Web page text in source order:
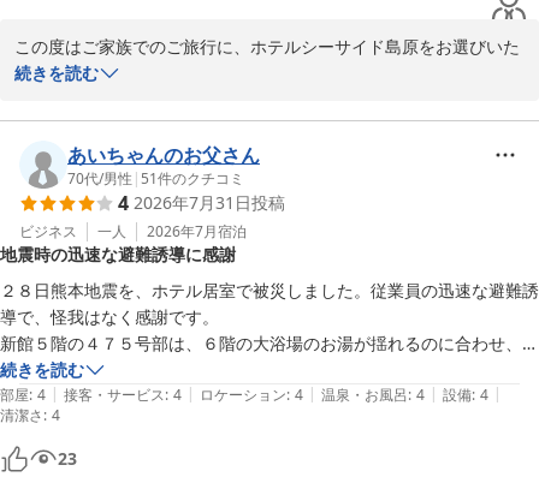
またのお越しを心よりお待ち申し上げております。
この度はご家族でのご旅行に、ホテルシーサイド島原をお選びいた
だき誠にありがとうございます。また、嬉しいご感想をお寄せいた
天候にも恵まれ、当館の立地の良さを改めて実感していただけたと
のこと、大変嬉しく拝読いたしました。当館の目の前には穏やかな
有明海が広がり、晴れた日には対岸の熊本の山々、そして背後には
雄大な眉山や普賢岳の絶景をご覧いただけます。新館6階の展望浴
場から眺める海景色も格別ですので、ご家族皆様で心身ともにリフ
レッシュしていただけておりましたら幸いです。
当館は、GWやお盆などの大型連休でも変わらない「1年通じて通年
均一価格」で皆様をお迎えしております。次回お越しの際は、日本
有数の「高濃度炭酸泉」で体の芯から温まり、島原名物の「具雑
煮」をはじめとする地元の味覚もぜひご堪能くださいませ。
お客様のまたのお越しを、スタッフ一同心よりお待ち申し上げてお
続きを読む
あいちゃんのお父さん
70代/男性 | 51件のクチコミ
4 2026年7月31日投稿
ビジネス 一人 2026年7月宿泊
地震時の迅速な避難誘導に感謝
２８日熊本地震を、ホテル居室で被災しました。従業員の迅速な避難誘
導で、怪我はなく感謝です。
新館５階の４７５号部は、６階の大浴場のお湯が揺れるのに合わせ、大
揺れに見舞われ　ベッドから起き上がれませんでした。居室にはバスタ
ブのお湯があふれ、水浸し　冷蔵庫の中も悲惨でした。固定してないも
のは全部床に散乱。フロントでは迅速に代替えの部屋を　本館二階に確
保してくださりましたが、こちらは何事もなかったかのように整然とし
ていました。
続きを読む
部屋: 4 | 接客・サービス: 4 | ロケーション: 4 | 温泉・お風呂: 4 | 設備: 4 |
清潔さ: 4
23